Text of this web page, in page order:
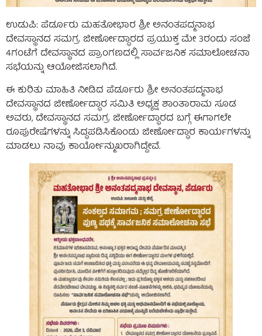
ಉಡುಪಿ: ಪೆರ್ಡೂರು ಮಹತೋಭಾರ ಶ್ರೀ‌ ಅನಂತಪದ್ಮನಾಭ
ದೇವಸ್ಥಾನದ ಸಮಗ್ರ ಜೀರ್ಣೋದ್ಧಾರದ ಪ್ರಯುಕ್ತ ಮೇ 3ರಂದು ಸಂಜೆ
4ಗಂಟೆಗೆ ದೇವಸ್ಥಾನದ ಪ್ರಾಂಗಣದಲ್ಲಿ ಸಾರ್ವಜನಿಕ ಸಮಾಲೋಚನಾ
ಸಭೆಯನ್ನು ಆಯೋಜಿಸಲಾಗಿದೆ.
ಈ ಕುರಿತು ಮಾಹಿತಿ ನೀಡಿದ ಪೆರ್ಡೂರು ಶ್ರೀ ಅನಂತಪದ್ಮನಾಭ
ದೇವಸ್ಥಾನದ ಜೀರ್ಣೋದ್ಧಾರ ಸಮಿತಿ ಅಧ್ಯಕ್ಷ ಶಾಂತಾರಾಮ ಸೂಡ
ಅವರು, ದೇವಸ್ಥಾನದ ಸಮಗ್ರ ಜೀರ್ಣೋದ್ಧಾರದ ಬಗ್ಗೆ ಈಗಾಗಲೇ
ರೂಪುರೇಷೆಗಳನ್ನು ಸಿದ್ಧಪಡಿಸಿಕೊಂಡು ಜೀರ್ಣೋದ್ಧಾರ ಕಾರ್ಯಗಳನ್ನು
ಮಾಡಲು ನಾವು ಕಾರ್ಯೋನ್ಮುಖರಾಗಿದ್ದೇವೆ.